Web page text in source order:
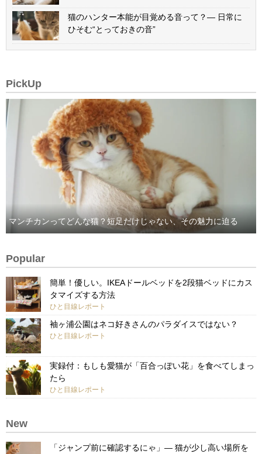
猫のハンター本能が目覚める音って？— 日常に
ひそむ“とっておきの音”
PickUp
マンチカンってどんな猫？短足だけじゃない、その魅力に迫る
Popular
簡単！優しい。IKEAドールベッドを2段猫ベッドにカス
タマイズする方法
ひと目線レポート
袖ヶ浦公園はネコ好きさんのパラダイスではない？
ひと目線レポート
実録付：もしも愛猫が「百合っぽい花」を食べてしまっ
たら
ひと目線レポート
New
「ジャンプ前に確認するにゃ」— 猫が少し高い場所を